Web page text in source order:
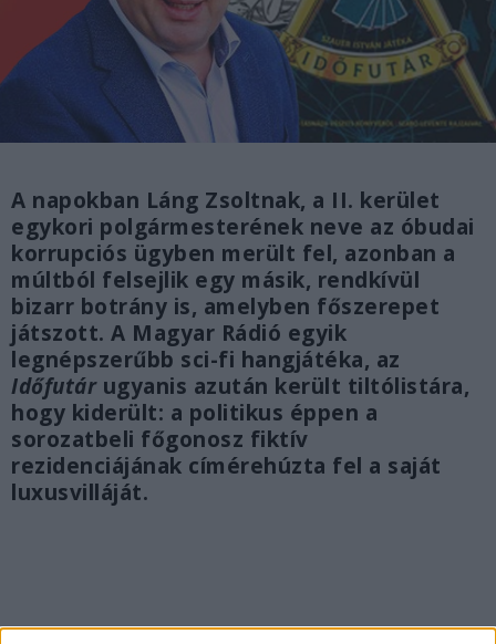
A napokban Láng Zsoltnak, a II. kerület
egykori polgármesterének neve az óbudai
korrupciós ügyben merült fel, azonban a
múltból felsejlik egy másik, rendkívül
bizarr botrány is, amelyben főszerepet
játszott. A Magyar Rádió egyik
legnépszerűbb sci-fi hangjátéka, az
Időfutárugyanis azután került tiltólistára,
hogy kiderült: a politikus éppen a
sorozatbeli főgonosz fiktív
rezidenciájának címérehúzta fel a saját
luxusvilláját.